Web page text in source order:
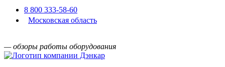
8 800 333-58-60
Московская область
— обзоры работы оборудования